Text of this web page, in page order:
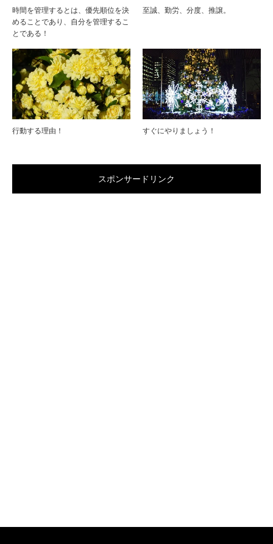
時間を管理するとは、優先順位を決
めることであり、自分を管理するこ
とである！
至誠、勤労、分度、推譲。
行動する理由！ すぐにやりましょう！
スポンサードリンク